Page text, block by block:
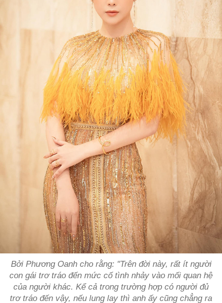
Bởi Phương Oanh cho rằng: "Trên đời này, rất ít người
con gái trơ tráo đến mức cố tình nhảy vào mối quan hệ
của người khác. Kể cả trong trường hợp có người đủ
trơ tráo đến vậy, nếu lung lay thì anh ấy cũng chẳng ra